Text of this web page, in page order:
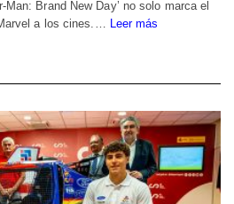
Man: Brand New Day’ no solo marca el
a los cines.…
Leer más